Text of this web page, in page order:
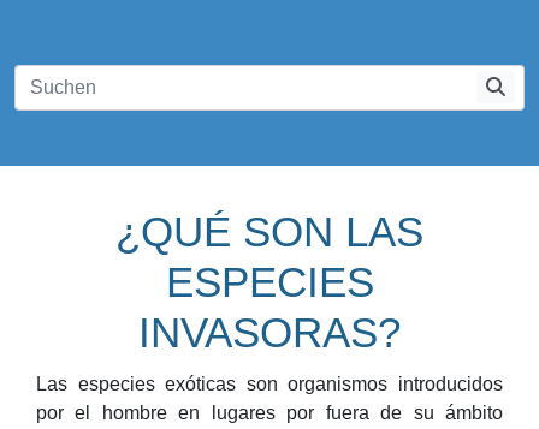
¿QUÉ SON LAS
ESPECIES
INVASORAS?
Las especies exóticas son organismos introducidos
por el hombre en lugares por fuera de su ámbito